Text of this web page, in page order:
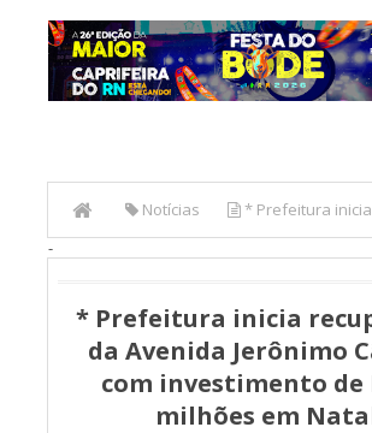
Notícias * Prefeitura
da Avenida Jerônimo Câmara com
-
* Prefeitura inicia
da Avenida Jerônimo
com investimento de
milhões em